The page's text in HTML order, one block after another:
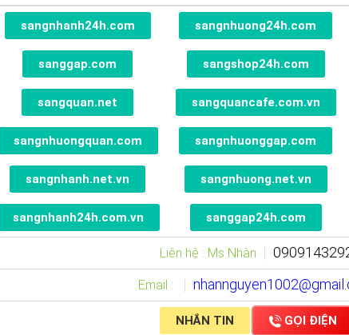
sangnhanh24h.com sangnhuong24h.com
sanggap.com sangshop24h.com
sangquan.net sangquancafe.com.vn
sangnhuongquan.com sangnhuonggap.com
sangnhanh.net.vn sangnhuong.net.vn
sangnhanh24h.com.vn sanggap24h.com
Liên hệ : Ms Nhàn
Email :
NHẮN TIN GỌI ĐIỆN